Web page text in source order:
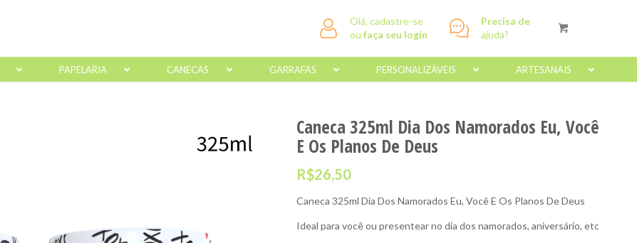
Olá, cadastre-se
oufaça seu login
Precisa de
ajuda?
PAPELARIA CANECAS GARRAFAS PERSONALIZÁVEIS ARTESANAIS
Caneca 325ml Dia Dos Namorados Eu, Você
E Os Planos De Deus
R$26,50
Caneca 325ml Dia Dos Namorados Eu, Você E Os Planos De Deus
Ideal para você ou presentear no dia dos namorados, aniversário, etc